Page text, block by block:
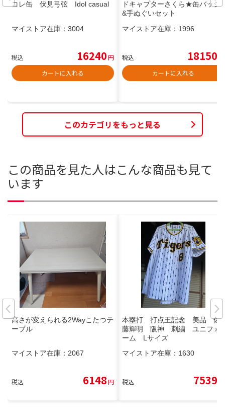
コレ缶 伏見弓弦 Idol casual
マイストア在庫： 3004
税込 16240円
カートに入れる
ドキャプターさくら★缶バッジ
&手ぬぐいセット
マイストア在庫： 1996
税込 18150
カートに入れる
このカテゴリをもっと見る
この商品を見た人はこんな商品も見て
います
高さが変えられる2Wayこたつテ
ーブル
マイストア在庫： 2067
税込 6148円
本塁打 打点王記念 美品 佐
藤輝明 阪神 刺繍 ユニフォ
ーム Lサイズ
マイストア在庫： 1630
税込 7539